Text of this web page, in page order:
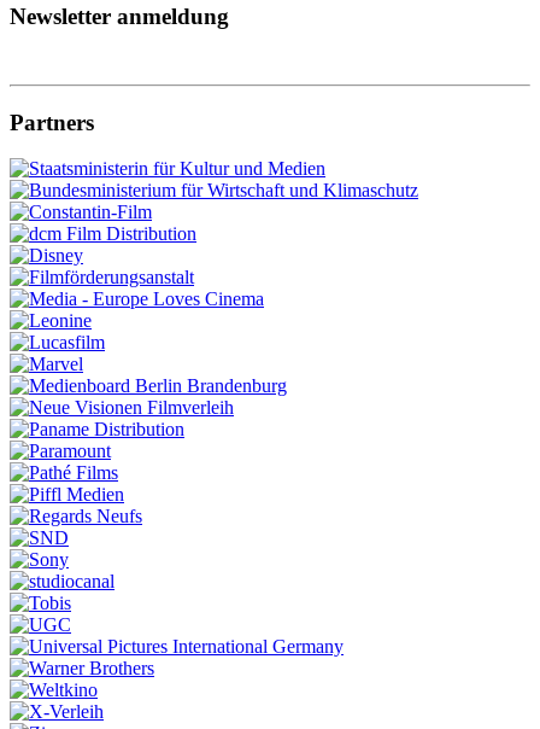
Newsletter anmeldung
Partners